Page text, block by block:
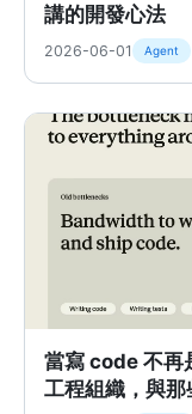
講的開發心法
2026-06-01 Agent
當寫 code 不
工程組織，與